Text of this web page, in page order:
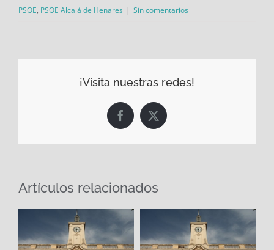
PSOE, PSOE Alcalá de Henares | Sin comentarios
¡Visita nuestras redes!
Facebook
X
Artículos relacionados